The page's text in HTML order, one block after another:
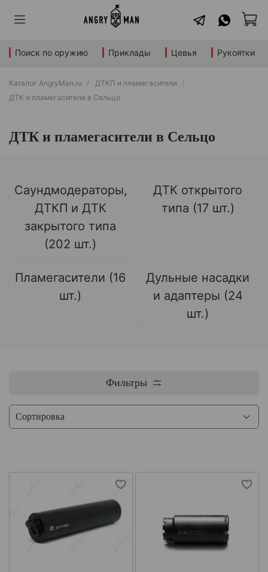
Поиск по оружию Приклады Цевья Рукоятки
Каталог AngryMan.ru
ДТКП и пламегасители
ДТК и пламегасители в Сельцо
ДТК и пламегасители в Сельцо
Саундмодераторы,
ДТКП и ДТК
закрытого типа
(202 шт.)
ДТК открытого
типа (17 шт.)
Пламегасители (16
шт.)
Дульные насадки
и адаптеры (24
шт.)
Фильтры